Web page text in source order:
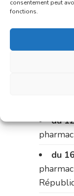
consentement peut
fonctions.
du 9
Carnus
Le
du
du